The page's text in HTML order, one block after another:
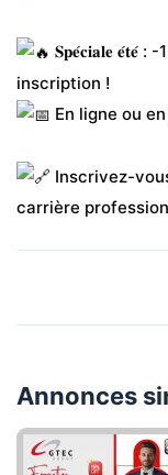
𝐒𝐩𝐞́𝐜𝐢𝐚𝐥𝐞 𝐞́𝐭𝐞́
inscription !
En ligne ou
Inscrivez-
carrière
Annonces